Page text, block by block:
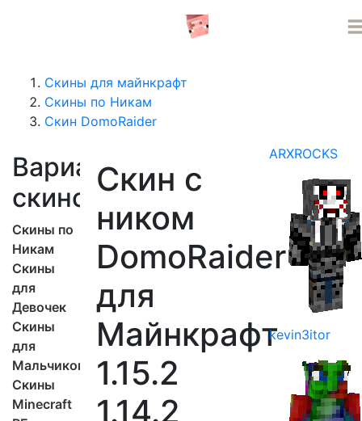
Скины для майнкрафт
Скины по Никам
Скин DomoRaider
Варианты
скинов
Скины по
Никам
Скины
для
Девочек
Скины
для
Мальчиков
Скины
Minecraft
Скин с
ником
DomoRaider
для
Майнкрафт
1.15.2
1.14.2
ARXROCKS
kevin3itor